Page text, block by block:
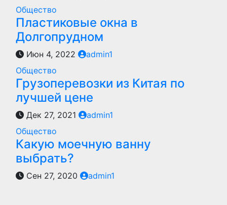
Общество
Пластиковые окна в
Долгопрудном
Июн 4, 2022
admin1
Общество
Грузоперевозки из Китая по
лучшей цене
Дек 27, 2021
admin1
Общество
Какую моечную ванну
выбрать?
Сен 27, 2020 admin1